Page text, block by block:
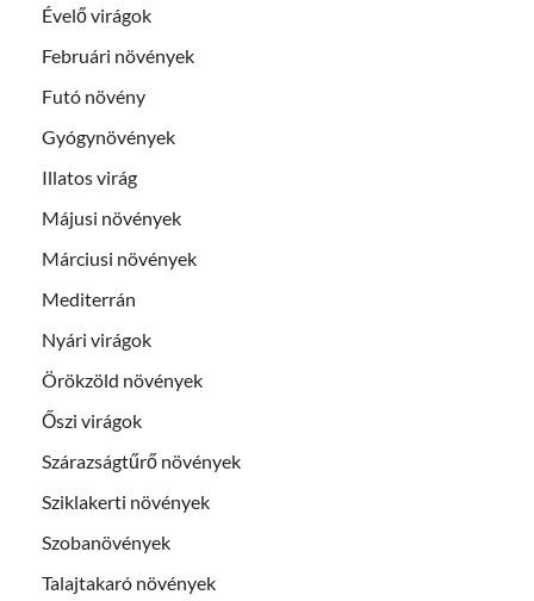
Évelő virágok
Februári növények
Futó növény
Gyógynövények
Illatos virág
Májusi növények
Márciusi növények
Mediterrán
Nyári virágok
Örökzöld növények
Őszi virágok
Szárazságtűrő növények
Sziklakerti növények
Szobanövények
Talajtakaró növények